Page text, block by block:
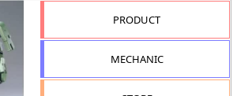
PRODUCT
MECHANIC